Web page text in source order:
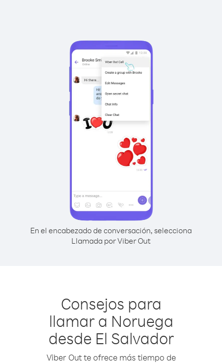
En el encabezado de conversación, selecciona
Llamada por Viber Out
Consejos para
llamar a Noruega
desde El Salvador
Viber Out te ofrece más tiempo de